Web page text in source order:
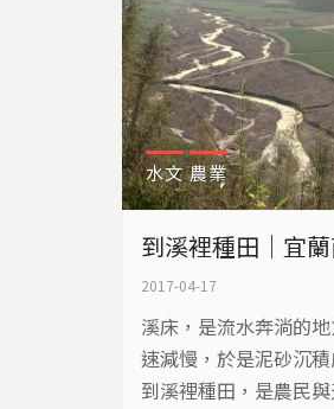
水文 農業
到溪裡種田｜宜
2017-04-17
溪床，是流水奔淌的
速減慢，於是泥砂沉
到溪裡種田，是農民